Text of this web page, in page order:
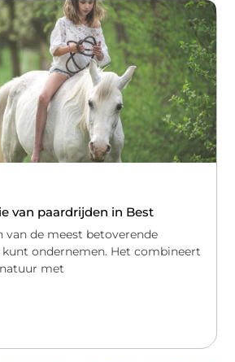
van paardrijden in Best
van de meest betoverende
ondernemen. Het combineert
met